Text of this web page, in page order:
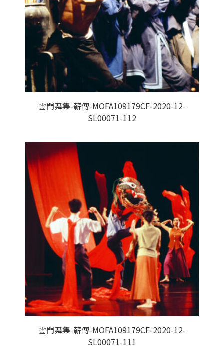
雲門舞集-薪傳-MOFA109179CF-2020-12-
SL00071-112
雲門舞集-薪傳-MOFA109179CF-2020-12-
SL00071-111